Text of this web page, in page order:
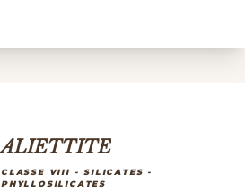
ALIETTITE
CLASSE VIII - SILICATES -
PHYLLOSILICATES